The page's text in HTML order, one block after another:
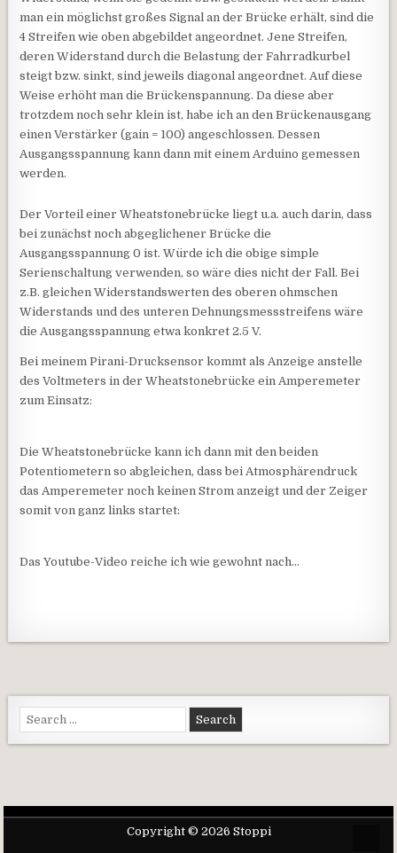
man ein möglichst großes Signal an der Brücke erhält, sind die
4 Streifen wie oben abgebildet angeordnet. Jene Streifen,
deren Widerstand durch die Belastung der Fahrradkurbel
steigt bzw. sinkt, sind jeweils diagonal angeordnet. Auf diese
Weise erhöht man die Brückenspannung. Da diese aber
trotzdem noch sehr klein ist, habe ich an den Brückenausgang
einen Verstärker (gain = 100) angeschlossen. Dessen
Ausgangsspannung kann dann mit einem Arduino gemessen
werden.
Der Vorteil einer Wheatstonebrücke liegt u.a. auch darin, dass
bei zunächst noch abgeglichener Brücke die
Ausgangsspannung 0 ist. Würde ich die obige simple
Serienschaltung verwenden, so wäre dies nicht der Fall. Bei
z.B. gleichen Widerstandswerten des oberen ohmschen
Widerstands und des unteren Dehnungsmessstreifens wäre
die Ausgangsspannung etwa konkret 2.5 V.
Bei meinem Pirani-Drucksensor kommt als Anzeige anstelle
des Voltmeters in der Wheatstonebrücke ein Amperemeter
zum Einsatz:
Die Wheatstonebrücke kann ich dann mit den beiden
Potentiometern so abgleichen, dass bei Atmosphärendruck
das Amperemeter noch keinen Strom anzeigt und der Zeiger
somit von ganz links startet:
Das Youtube-Video reiche ich wie gewohnt nach…
Search for:
Copyright © 2026 Stoppi